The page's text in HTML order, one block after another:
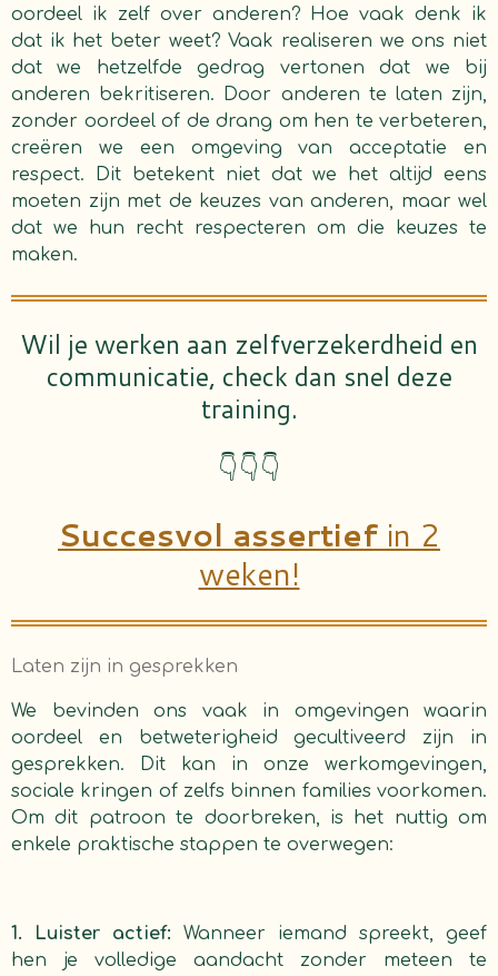
oordeel ik zelf over anderen? Hoe vaak denk ik
dat ik het beter weet? Vaak realiseren we ons niet
dat we hetzelfde gedrag vertonen dat we bij
anderen bekritiseren. Door anderen te laten zijn,
zonder oordeel of de drang om hen te verbeteren,
creëren we een omgeving van acceptatie en
respect. Dit betekent niet dat we het altijd eens
moeten zijn met de keuzes van anderen, maar wel
dat we hun recht respecteren om die keuzes te
maken.
Wil je werken aan zelfverzekerdheid en
communicatie, check dan snel deze
training.
👇👇👇
Succesvol assertief in 2
weken!
Laten zijn in gesprekken
We bevinden ons vaak in omgevingen waarin
oordeel en betweterigheid gecultiveerd zijn in
gesprekken. Dit kan in onze werkomgevingen,
sociale kringen of zelfs binnen families voorkomen.
Om dit patroon te doorbreken, is het nuttig om
enkele praktische stappen te overwegen:
1. Luister actief: Wanneer iemand spreekt, geef
hen je volledige aandacht zonder meteen te